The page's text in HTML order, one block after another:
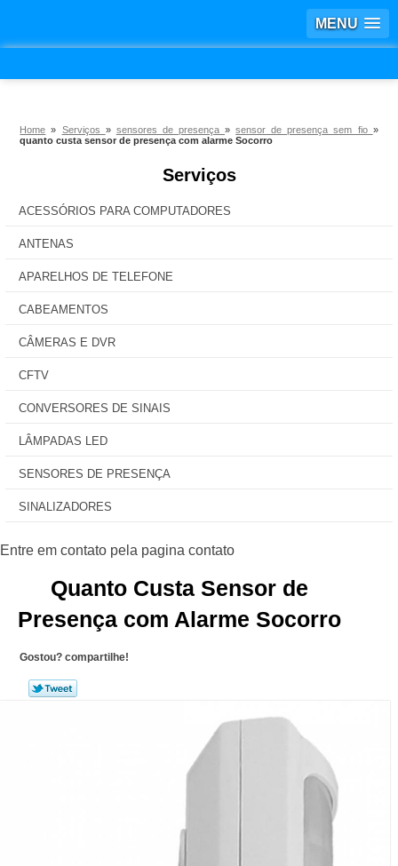
MENU
Home » Serviços » sensores de presença»sensor de presença sem fio »
quanto custa sensor de presença com alarme Socorro
Serviços
ACESSÓRIOS PARA COMPUTADORES
ANTENAS
APARELHOS DE TELEFONE
CABEAMENTOS
CÂMERAS E DVR
CFTV
CONVERSORES DE SINAIS
LÂMPADAS LED
SENSORES DE PRESENÇA
SINALIZADORES
Quanto Custa Sensor de
Presença com Alarme Socorro
Gostou? compartilhe!